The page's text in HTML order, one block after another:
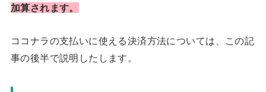
加算されます。
ココナラの支払いに使える決済方法については、この記
事の後半で説明したします。